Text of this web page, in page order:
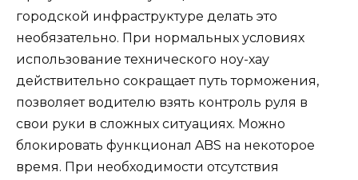
городской инфраструктуре делать это
необязательно. При нормальных условиях
использование технического ноу-хау
действительно сокращает путь торможения,
позволяет водителю взять контроль руля в
свои руки в сложных ситуациях. Можно
блокировать функционал ABS на некоторое
время. При необходимости отсутствия